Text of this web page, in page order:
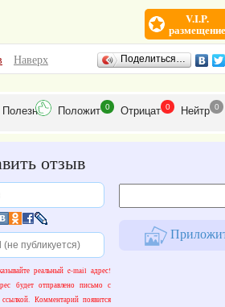
V.I.P.
размещение
Наверх Поделиться…
Полезн Положит 0 Отрицат 0 Нейтр 0
отзыв
реальный e-mail адрес!
будет отправлено письмо с
ссылкой. Комментарий появится